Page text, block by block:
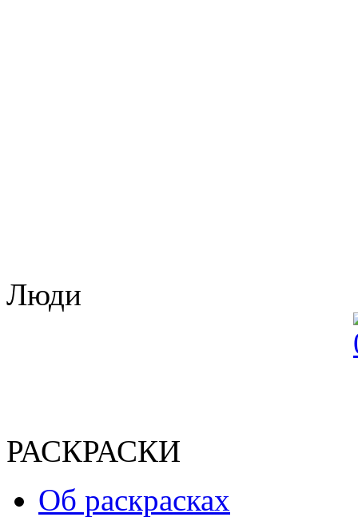
Люди
РАСКРАСКИ
Об раскрасках